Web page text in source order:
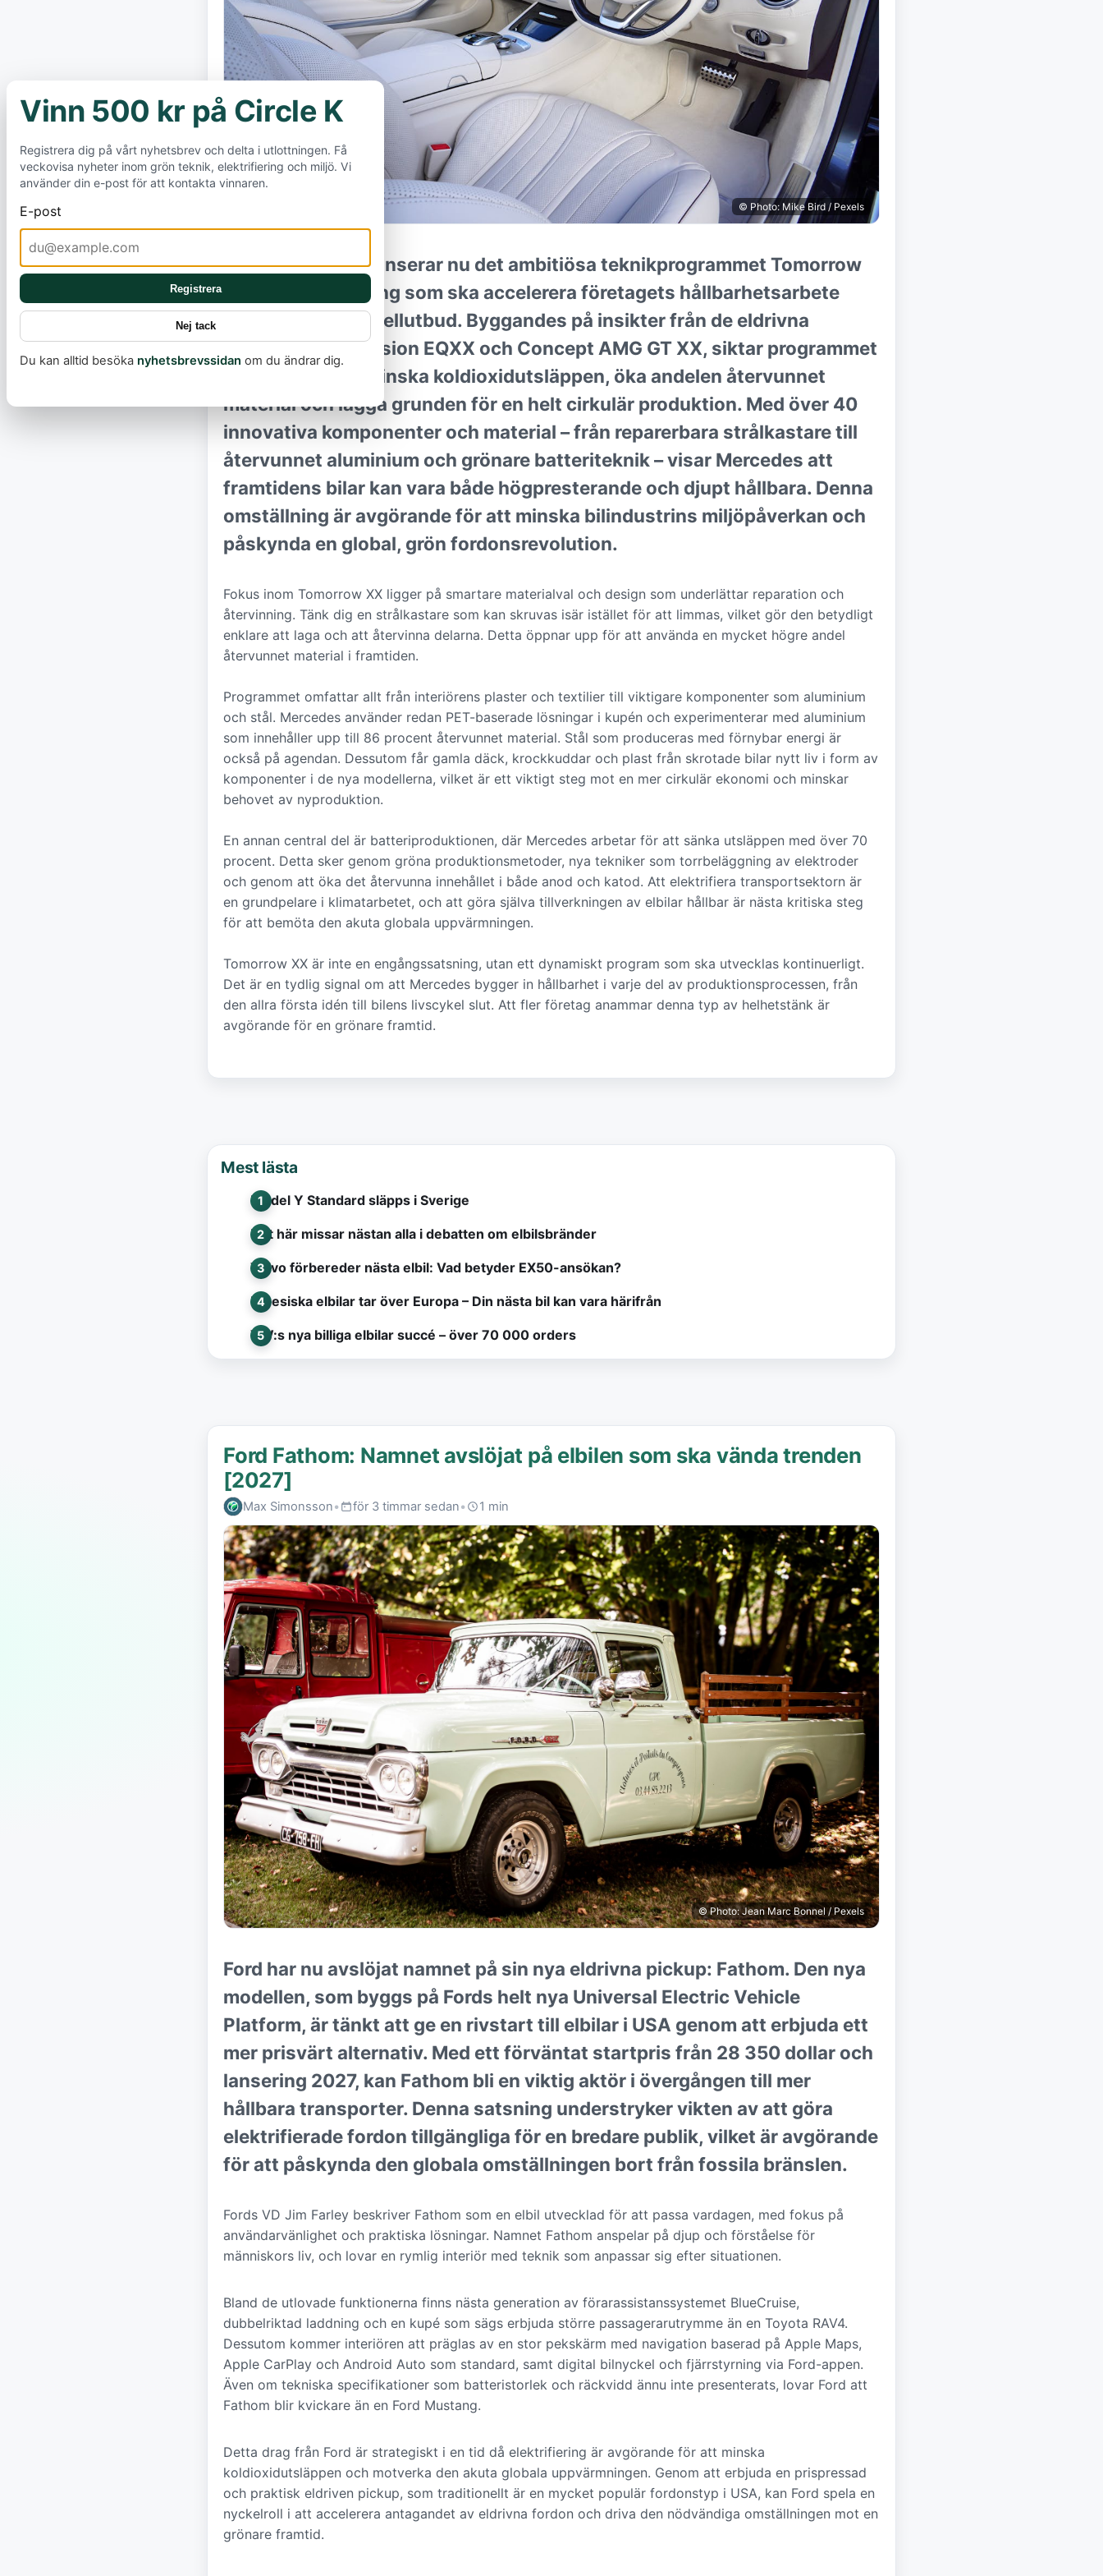
© Photo: Mike Bird / Pexels
Mercedes-Benz lanserar nu det ambitiösa teknikprogrammet Tomorrow
XX, en storsatsning som ska accelerera företagets hållbarhetsarbete
över hela sitt modellutbud. Byggandes på insikter från de eldrivna
konceptbilarna Vision EQXX och Concept AMG GT XX, siktar programmet
på att drastiskt minska koldioxidutsläppen, öka andelen återvunnet
material och lägga grunden för en helt cirkulär produktion. Med över 40
innovativa komponenter och material – från reparerbara strålkastare till
återvunnet aluminium och grönare batteriteknik – visar Mercedes att
framtidens bilar kan vara både högpresterande och djupt hållbara. Denna
omställning är avgörande för att minska bilindustrins miljöpåverkan och
påskynda en global, grön fordonsrevolution.
Fokus inom Tomorrow XX ligger på smartare materialval och design som underlättar reparation och
återvinning. Tänk dig en strålkastare som kan skruvas isär istället för att limmas, vilket gör den betydligt
enklare att laga och att återvinna delarna. Detta öppnar upp för att använda en mycket högre andel
återvunnet material i framtiden.
Programmet omfattar allt från interiörens plaster och textilier till viktigare komponenter som aluminium
och stål. Mercedes använder redan PET-baserade lösningar i kupén och experimenterar med aluminium
som innehåller upp till 86 procent återvunnet material. Stål som produceras med förnybar energi är
också på agendan. Dessutom får gamla däck, krockkuddar och plast från skrotade bilar nytt liv i form av
komponenter i de nya modellerna, vilket är ett viktigt steg mot en mer cirkulär ekonomi och minskar
behovet av nyproduktion.
En annan central del är batteriproduktionen, där Mercedes arbetar för att sänka utsläppen med över 70
procent. Detta sker genom gröna produktionsmetoder, nya tekniker som torrbeläggning av elektroder
och genom att öka det återvunna innehållet i både anod och katod. Att elektrifiera transportsektorn är
en grundpelare i klimatarbetet, och att göra själva tillverkningen av elbilar hållbar är nästa kritiska steg
för att bemöta den akuta globala uppvärmningen.
Tomorrow XX är inte en engångssatsning, utan ett dynamiskt program som ska utvecklas kontinuerligt.
Det är en tydlig signal om att Mercedes bygger in hållbarhet i varje del av produktionsprocessen, från
den allra första idén till bilens livscykel slut. Att fler företag anammar denna typ av helhetstänk är
avgörande för en grönare framtid.
Mest lästa
Model Y Standard släpps i Sverige
Det här missar nästan alla i debatten om elbilsbränder
Volvo förbereder nästa elbil: Vad betyder EX50-ansökan?
Kinesiska elbilar tar över Europa – Din nästa bil kan vara härifrån
VW:s nya billiga elbilar succé – över 70 000 orders
Ford Fathom: Namnet avslöjat på elbilen som ska vända trenden
[2027]
Max Simonsson• för 3 timmar sedan• 1 min
© Photo: Jean Marc Bonnel / Pexels
Ford har nu avslöjat namnet på sin nya eldrivna pickup: Fathom. Den nya
modellen, som byggs på Fords helt nya Universal Electric Vehicle
Platform, är tänkt att ge en rivstart till elbilar i USA genom att erbjuda ett
mer prisvärt alternativ. Med ett förväntat startpris från 28 350 dollar och
lansering 2027, kan Fathom bli en viktig aktör i övergången till mer
hållbara transporter. Denna satsning understryker vikten av att göra
elektrifierade fordon tillgängliga för en bredare publik, vilket är avgörande
för att påskynda den globala omställningen bort från fossila bränslen.
Fords VD Jim Farley beskriver Fathom som en elbil utvecklad för att passa vardagen, med fokus på
användarvänlighet och praktiska lösningar. Namnet Fathom anspelar på djup och förståelse för
människors liv, och lovar en rymlig interiör med teknik som anpassar sig efter situationen.
Bland de utlovade funktionerna finns nästa generation av förarassistanssystemet BlueCruise,
dubbelriktad laddning och en kupé som sägs erbjuda större passagerarutrymme än en Toyota RAV4.
Dessutom kommer interiören att präglas av en stor pekskärm med navigation baserad på Apple Maps,
Apple CarPlay och Android Auto som standard, samt digital bilnyckel och fjärrstyrning via Ford-appen.
Även om tekniska specifikationer som batteristorlek och räckvidd ännu inte presenterats, lovar Ford att
Fathom blir kvickare än en Ford Mustang.
Detta drag från Ford är strategiskt i en tid då elektrifiering är avgörande för att minska
koldioxidutsläppen och motverka den akuta globala uppvärmningen. Genom att erbjuda en prispressad
och praktisk eldriven pickup, som traditionellt är en mycket populär fordonstyp i USA, kan Ford spela en
nyckelroll i att accelerera antagandet av eldrivna fordon och driva den nödvändiga omställningen mot en
grönare framtid.
Vinn 500 kr på Circle K
Registrera dig på vårt nyhetsbrev och delta i utlottningen. Få
veckovisa nyheter inom grön teknik, elektrifiering och miljö. Vi
använder din e-post för att kontakta vinnaren.
E-post
Registrera
Nej tack
Du kan alltid besöka nyhetsbrevssidan om du ändrar dig.